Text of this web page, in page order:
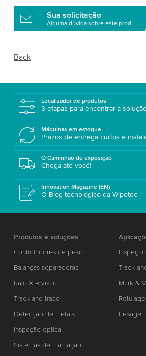
Sua solicitação
Alguma dúvida sobre este produto?
Back
Localizador de produtos
3 etapas para encontrar a
Máquinas em estoque
Prazos de entrega curtos e
O Caminhão de exposição
Chega até você!
Innovation Magazine (EN)
O Blog tecnológico da Wipotec
Produtos e soluções
Controladores de peso
Balanças separadoras
Raio X e visão
Track and trace
Detecção de metais
Inspeção óptica
Sistemas de marcação
Track
Mark &